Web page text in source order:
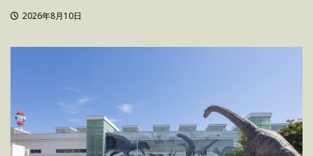
2026年8月10日